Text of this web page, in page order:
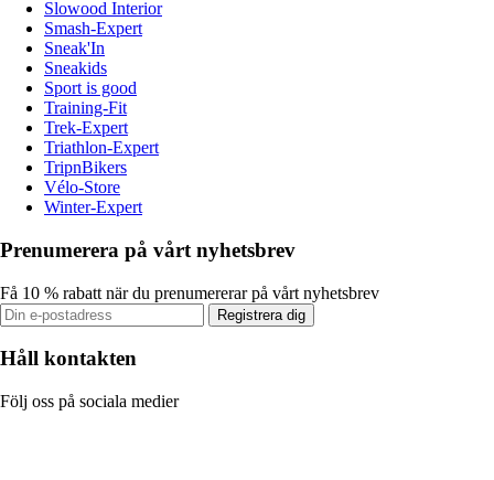
Slowood Interior
Smash-Expert
Sneak'In
Sneakids
Sport is good
Training-Fit
Trek-Expert
Triathlon-Expert
TripnBikers
Vélo-Store
Winter-Expert
Prenumerera på vårt nyhetsbrev
Få 10 % rabatt när du prenumererar på vårt nyhetsbrev
Registrera dig
Håll kontakten
Följ oss på sociala medier